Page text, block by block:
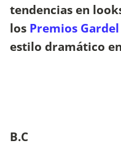
tendencias en
los Premios Gardel
estilo dramático
B.C